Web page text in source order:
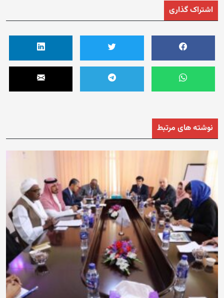
اشتراک گذاری
نوشته های مرتبط